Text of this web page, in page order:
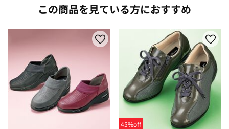
この商品を見ている方におすすめ
45%off